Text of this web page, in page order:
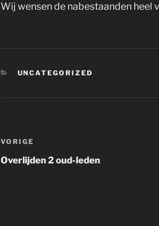
Wij wensen de nabestaanden heel
CATEGORIEËN
UNCATEGORIZED
Bericht
navigatie
Vorig
bericht
VORIGE
Overlijden 2 oud-leden